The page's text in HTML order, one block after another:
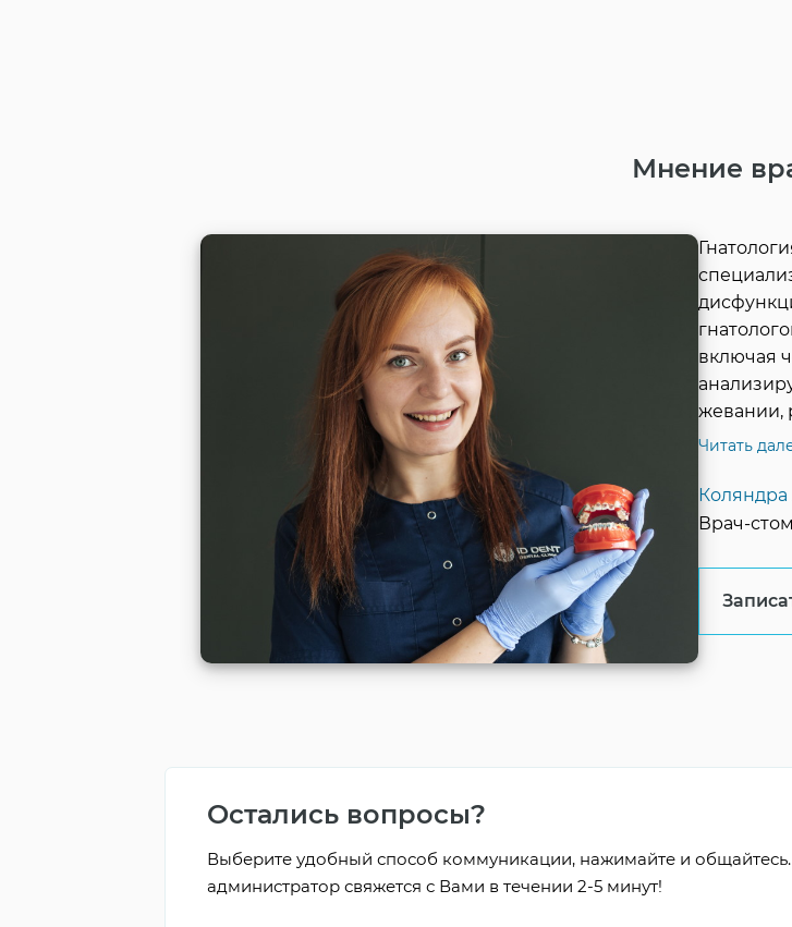
Мнение
включая
жевании,
Читать
Врач-
Остались вопросы?
Выберите удобный способ коммуникации, нажимайте и
администратор свяжется с Вами в течении 2-5 минут!